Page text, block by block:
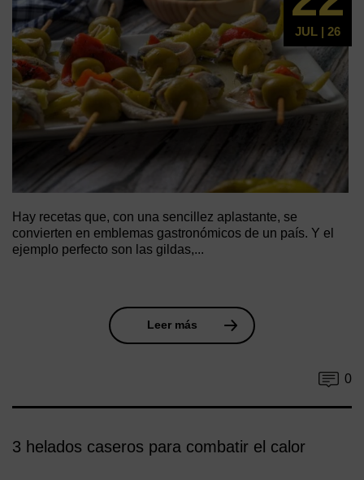
JUL | 26
Hay recetas que, con una sencillez aplastante, se
convierten en emblemas gastronómicos de un país. Y el
ejemplo perfecto son las gildas,...
Leer más
0
3 helados caseros para combatir el calor